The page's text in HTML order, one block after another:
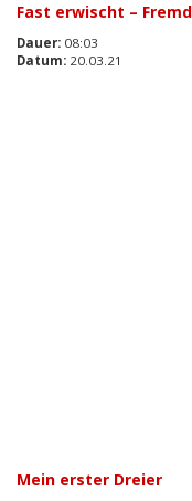
Fast erwischt –
Dauer: 08:03
Datum: 20.03.21
Mein erster Dreier